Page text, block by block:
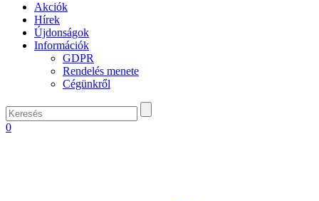
Akciók
Hírek
Újdonságok
Információk
GDPR
Rendelés menete
Cégünkről
0